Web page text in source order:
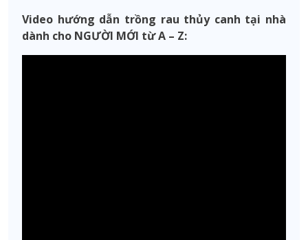
Video hướng dẫn trồng rau thủy canh tại nhà
dành cho NGƯỜI MỚI từ A – Z: